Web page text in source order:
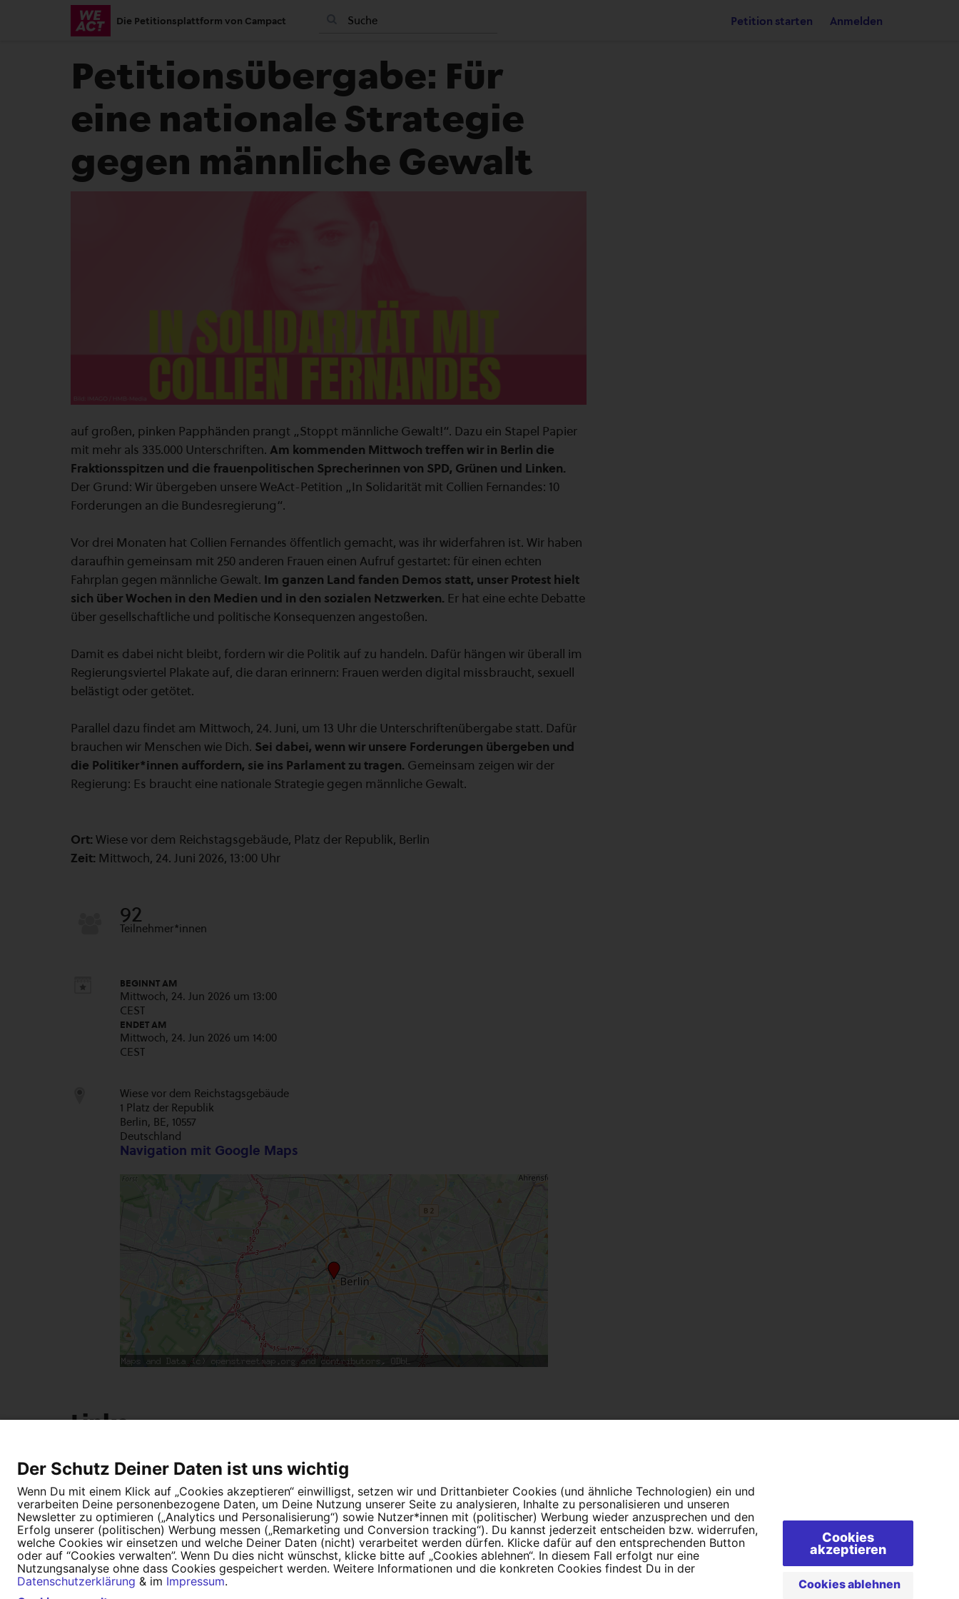
Die Petitionsplattform von Campact Petition starten Anmelden
Petitionsübergabe: Für
eine nationale Strategie
gegen männliche Gewalt
auf großen, pinken Papphänden prangt „Stoppt männliche Gewalt!“. Dazu ein Stapel Papier
mit mehr als 335.000 Unterschriften. Am kommenden Mittwoch treffen wir in Berlin die
Fraktionsspitzen und die frauenpolitischen Sprecherinnen von SPD, Grünen und Linken.
Der Grund: Wir übergeben unsere WeAct-Petition „In Solidarität mit Collien Fernandes: 10
Forderungen an die Bundesregierung“.
Vor drei Monaten hat Collien Fernandes öffentlich gemacht, was ihr widerfahren ist. Wir haben
daraufhin gemeinsam mit 250 anderen Frauen einen Aufruf gestartet: für einen echten
Fahrplan gegen männliche Gewalt. Im ganzen Land fanden Demos statt, unser Protest hielt
sich über Wochen in den Medien und in den sozialen Netzwerken. Er hat eine echte Debatte
über gesellschaftliche und politische Konsequenzen angestoßen.
Damit es dabei nicht bleibt, fordern wir die Politik auf zu handeln. Dafür hängen wir überall im
Regierungsviertel Plakate auf, die daran erinnern: Frauen werden digital missbraucht, sexuell
belästigt oder getötet.
Parallel dazu findet am Mittwoch, 24. Juni, um 13 Uhr die Unterschriftenübergabe statt. Dafür
brauchen wir Menschen wie Dich. Sei dabei, wenn wir unsere Forderungen übergeben und
die Politiker*innen auffordern, sie ins Parlament zu tragen. Gemeinsam zeigen wir der
Regierung: Es braucht eine nationale Strategie gegen männliche Gewalt.
Ort: Wiese vor dem Reichstagsgebäude, Platz der Republik, Berlin
Zeit: Mittwoch, 24. Juni 2026, 13:00 Uhr
92
Teilnehmer*innen
BEGINNT AM
Mittwoch, 24. Jun 2026 um 13:00
CEST
ENDET AM
Mittwoch, 24. Jun 2026 um 14:00
CEST
Wiese vor dem Reichstagsgebäude
1 Platz der Republik
Berlin, BE, 10557
Deutschland
Navigation mit Google Maps
Links
Tipps für deine Petition Darum WeAct Partnerprogramm Erfolgreiche Petitionen
FAQs
Der Schutz Deiner Daten ist uns wichtig
Wenn Du mit einem Klick auf „Cookies akzeptieren“ einwilligst, setzen wir und Drittanbieter Cookies (und ähnliche Technologien) ein und
verarbeiten Deine personenbezogene Daten, um Deine Nutzung unserer Seite zu analysieren, Inhalte zu personalisieren und unseren
Newsletter zu optimieren („Analytics und Personalisierung“) sowie Nutzer*innen mit (politischer) Werbung wieder anzusprechen und den
Erfolg unserer (politischen) Werbung messen („Remarketing und Conversion tracking“). Du kannst jederzeit entscheiden bzw. widerrufen,
welche Cookies wir einsetzen und welche Deiner Daten (nicht) verarbeitet werden dürfen. Klicke dafür auf den entsprechenden Button
oder auf “Cookies verwalten”. Wenn Du dies nicht wünschst, klicke bitte auf „Cookies ablehnen“. In diesem Fall erfolgt nur eine
Nutzungsanalyse ohne dass Cookies gespeichert werden. Weitere Informationen und die konkreten Cookies findest Du in der
Datenschutzerklärung & im Impressum.
Cookies
akzeptieren
Cookies ablehnen